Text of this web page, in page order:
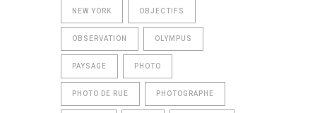
NEW YORK OBJECTIFS
OBSERVATION OLYMPUS
PAYSAGE PHOTO
PHOTO DE RUE PHOTOGRAPHE